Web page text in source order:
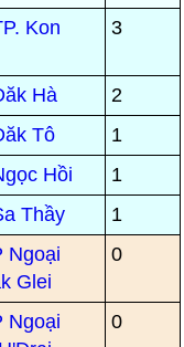
Kon
3
Hà
2
Tô
1
Hồi
1
Thầy
1
Ngoại
Glei
0
Ngoại
0